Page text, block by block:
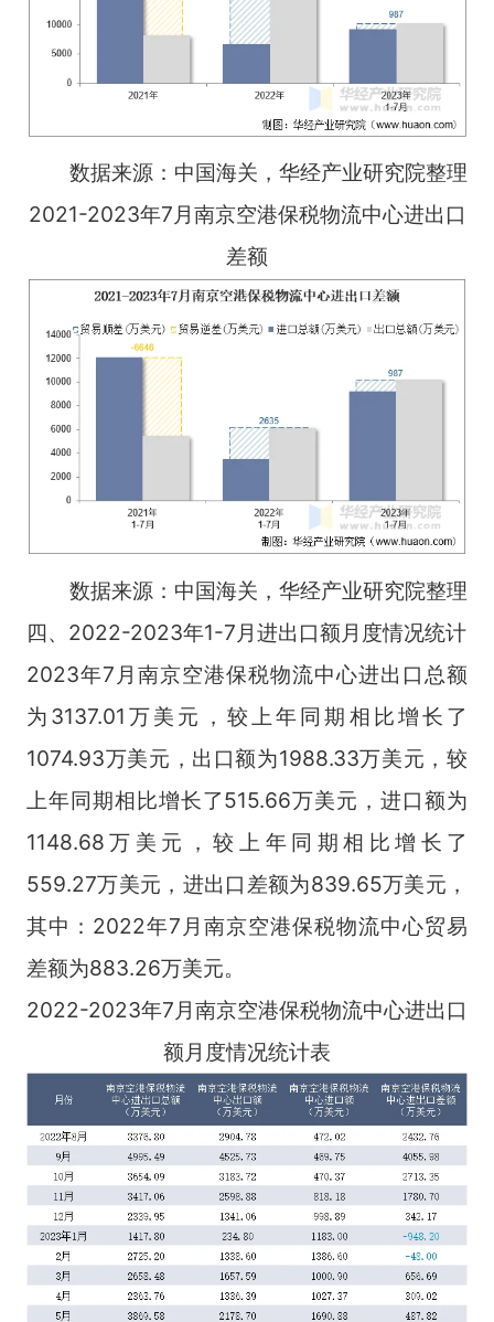
数据来源：中国海关，华经产业研究院整理
2021-2023年7月南京空港保税物流中心进出口
差额
数据来源：中国海关，华经产业研究院整理
四、2022-2023年1-7月进出口额月度情况统计
2023年7月南京空港保税物流中心进出口总额
为3137.01万美元，较上年同期相比增长了
1074.93万美元，出口额为1988.33万美元，较
上年同期相比增长了515.66万美元，进口额为
1148.68万美元，较上年同期相比增长了
559.27万美元，进出口差额为839.65万美元，
其中：2022年7月南京空港保税物流中心贸易
差额为883.26万美元。
2022-2023年7月南京空港保税物流中心进出口
额月度情况统计表